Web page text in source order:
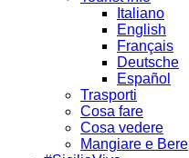
Italiano
English
Français
Deutsche
Español
Trasporti
Cosa fare
Cosa vedere
Mangiare e Bere